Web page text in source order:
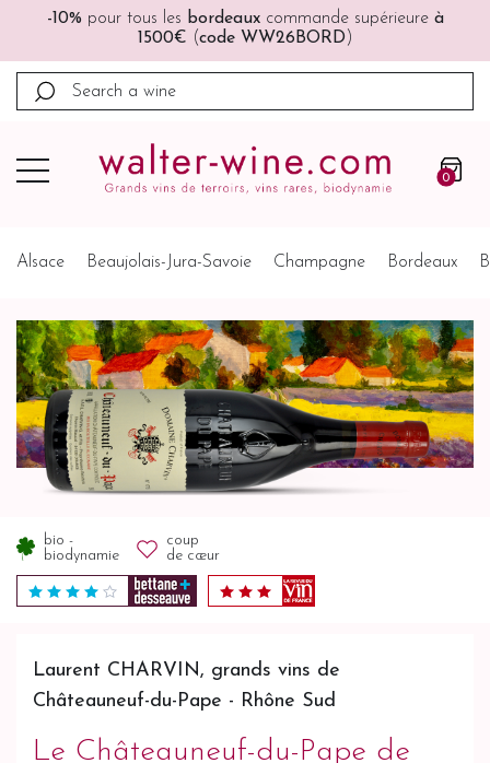
🚚🚚 Port offertà partir de 200€ (France, Allemagne,
Belgique, Pays-Bas)
0
Alsace Beaujolais-Jura-Savoie Champagne Bordeaux
bio -
biodynamie
coup
de cœur
Laurent CHARVIN, grands vins de
Châteauneuf-du-Pape - Rhône Sud
Le Châteauneuf-du-Pape de